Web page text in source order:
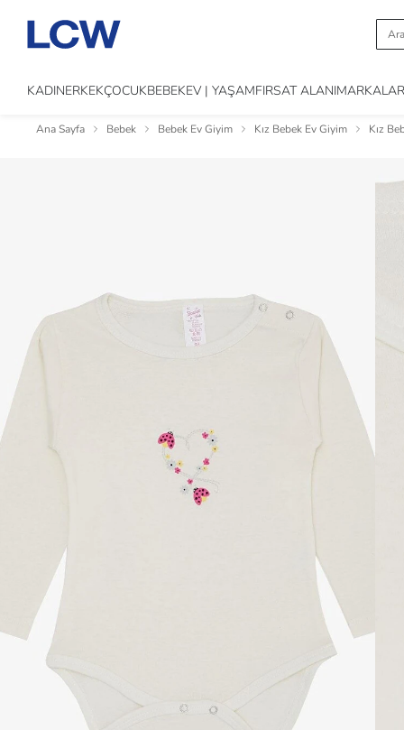
KADINERKEKÇOCUKBEBEKEV | YAŞAMFIRSAT ALANIMARKALAR
Ana Sayfa Bebek Bebek Ev Giyim Kız Bebek Ev Giyim Kız